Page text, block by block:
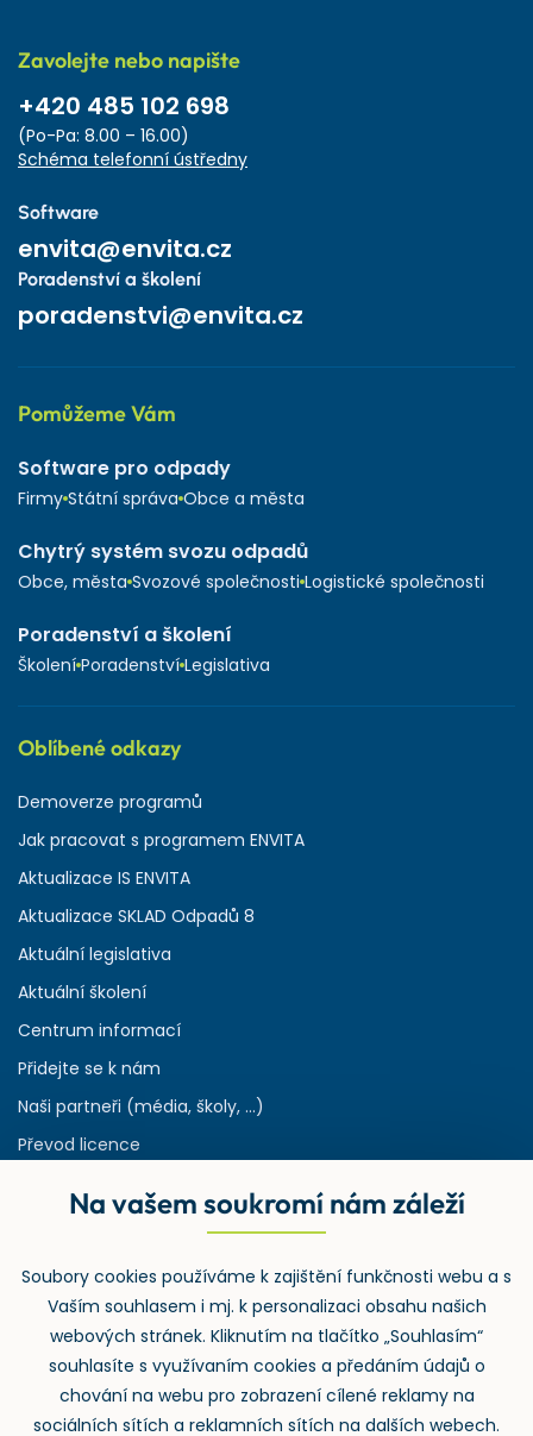
Zavolejte nebo napište
+420 485 102 698
(Po-Pa: 8.00 – 16.00)
Schéma telefonní ústředny
Software
envita@envita.cz
Poradenství a školení
poradenstvi@envita.cz
Pomůžeme Vám
Software pro odpady
Firmy Státní správa Obce a města
Chytrý systém svozu odpadů
Obce, města Svozové společnosti Logistické společnosti
Poradenství a školení
Školení Poradenství Legislativa
Oblíbené odkazy
Demoverze programů
Jak pracovat s programem ENVITA
Aktualizace IS ENVITA
Aktualizace SKLAD Odpadů 8
Aktuální legislativa
Aktuální školení
Centrum informací
Přidejte se k nám
Naši partneři (média, školy, ...)
Převod licence
Rejstřík používaných zkratek v odpadech
Zpětný odběr
Na vašem soukromí nám záleží
Soubory cookies používáme k zajištění funkčnosti webu a s
Vaším souhlasem i mj. k personalizaci obsahu našich
webových stránek. Kliknutím na tlačítko „Souhlasím“
souhlasíte s využívaním cookies a předáním údajů o
chování na webu pro zobrazení cílené reklamy na
sociálních sítích a reklamních sítích na dalších webech.